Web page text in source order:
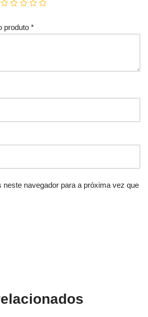
produto *
neste navegador para a próxima vez que